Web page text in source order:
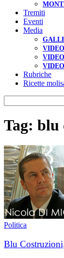
Tremiti
Eventi
Media
VIDEO
Rubriche
Ricette
Tag:
Politica
Blu